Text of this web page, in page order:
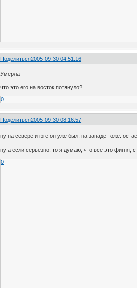
Поделиться2005-09-30 04:51:16
Умерла
что это его на восток потянуло?
0
Поделиться2005-09-30 08:16:57
ну на севере и юге он уже был, на западе тоже.
ну а если серьезно, то я думаю, что все это фигня,
0